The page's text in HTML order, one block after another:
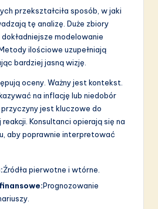
przekształciła sposób, w jaki
tę analizę. Duże zbiory
modelowanie
ilościowe uzupełniają
bardziej jasną wizję.
oceny. Ważny jest kontekst.
na inflację lub niedobór
jest kluczowe do
Konsultanci opierają się na
aby poprawnie interpretować
Źródła pierwotne i wtórne.
Prognozowanie